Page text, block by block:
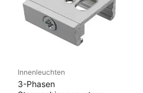
Innenleuchten
3-Phasen